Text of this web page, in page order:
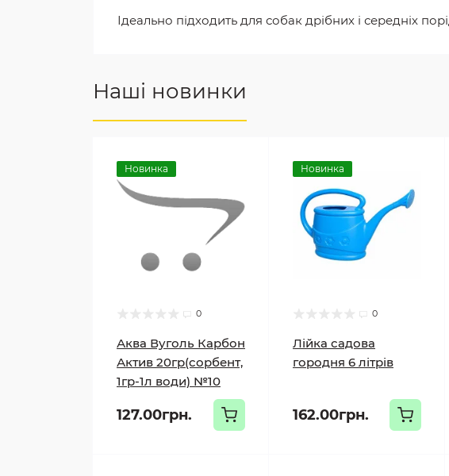
Ідеально підходить для собак дрібних і середніх
Наші новинки
Новинка
0
Аква Вуголь Карбон
Актив 20гр(сорбент,
1гр-1л води) №10
127.00грн.
Новинка
0
Лійка садова
городня 6 літрів
162.00грн.